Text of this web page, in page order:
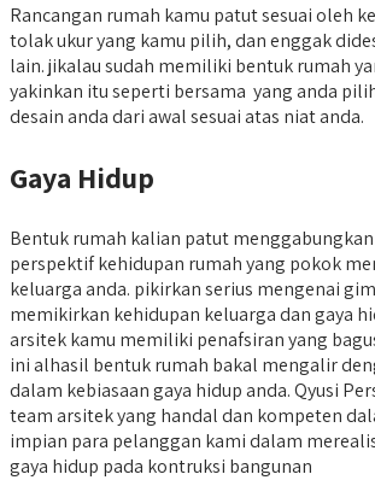
Rancangan rumah kamu patut sesuai oleh
tolak ukur yang kamu pilih, dan enggak
lain. jikalau sudah memiliki bentuk rumah
yakinkan itu seperti bersama yang anda
desain anda dari awal sesuai atas niat anda.
Gaya Hidup
Bentuk rumah kalian patut
perspektif kehidupan rumah yang pokok
keluarga anda. pikirkan serius mengenai
memikirkan kehidupan keluarga dan gaya
arsitek kamu memiliki penafsiran yang
ini alhasil bentuk rumah bakal mengalir
dalam kebiasaan gaya hidup anda. Qyusi
team arsitek yang handal dan kompeten
impian para pelanggan kami dalam
gaya hidup pada kontruksi bangunan